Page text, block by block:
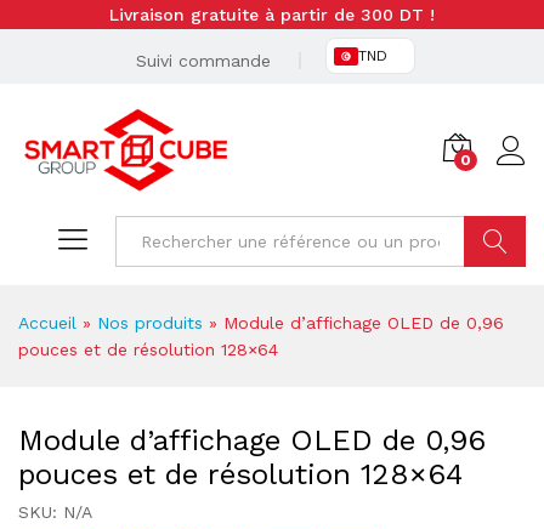
Livraison gratuite à partir de 300 DT !
Suivi commande TND
0
Accueil » Nos produits » Module d’affichage OLED de 0,96
pouces et de résolution 128×64
Module d’affichage OLED de 0,96
pouces et de résolution 128×64
SKU: N/A